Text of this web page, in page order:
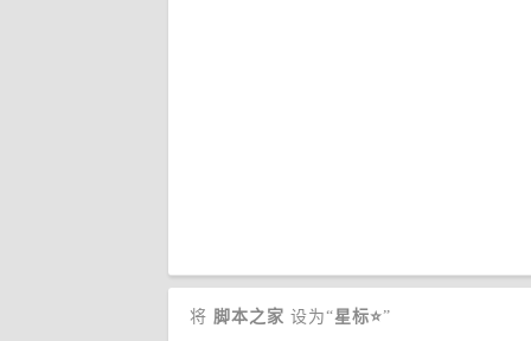
将 脚本之家 设为“星标⭐”